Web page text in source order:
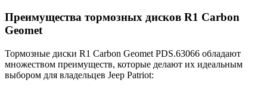
Преимущества тормозных дисков R1 Carbon
Geomet
Тормозные диски R1 Carbon Geomet PDS.63066 обладают
множеством преимуществ, которые делают их идеальным
выбором для владельцев Jeep Patriot: